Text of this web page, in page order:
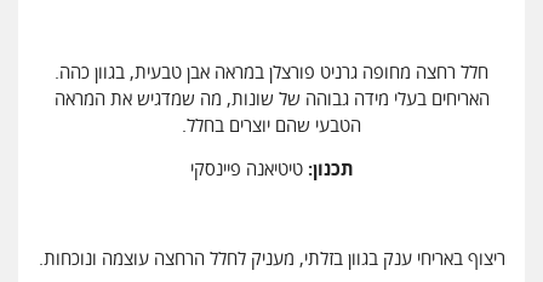
חלל רחצה מחופה גרניט פורצלן במראה אבן טבעית, בגוון כהה.
האריחים בעלי מידה גבוהה של שונות, מה שמדגיש את המראה
הטבעי שהם יוצרים בחלל.
תכנון:טיטיאנה פיינסקי
ריצוף באריחי ענק בגוון בזלתי, מעניק לחלל הרחצה עוצמה ונוכחות.